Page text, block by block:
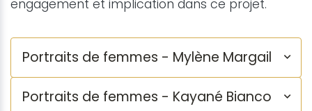
engagement et implication dans ce projet.
Portraits de femmes - Mylène Margail
Portraits de femmes - Kayané Bianco